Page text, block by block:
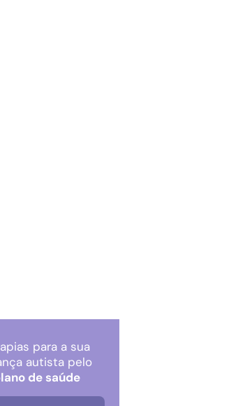
para a sua
autista pelo
de saúde